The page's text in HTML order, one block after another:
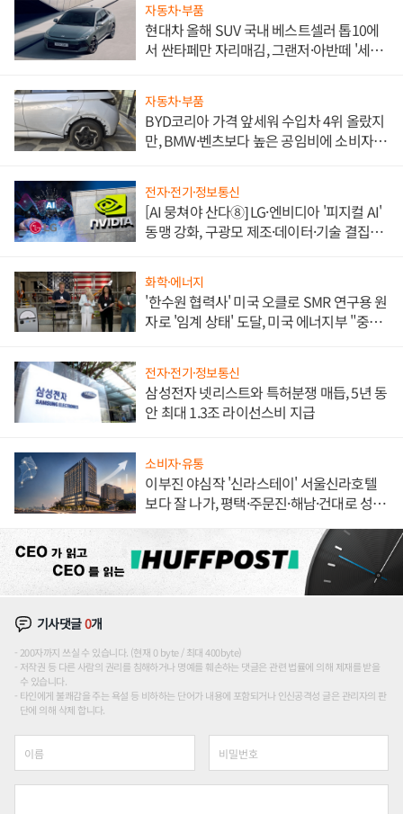
자동차·부품
현대차 올해 SUV 국내 베스트셀러 톱10에
서 싼타페만 자리매김, 그랜저·아반떼 '세단
자동차·부품
BYD코리아 가격 앞세워 수입차 4위 올랐지
만, BMW·벤츠보다 높은 공임비에 소비자
전자·전기·정보통신
[AI 뭉쳐야 산다⑧] LG·엔비디아 '피지컬 AI'
동맹 강화, 구광모 제조·데이터·기술 결집
화학·에너지
'한수원 협력사' 미국 오클로 SMR 연구용 원
자로 '임계 상태' 도달, 미국 에너지부 "중요
전자·전기·정보통신
삼성전자 넷리스트와 특허분쟁 매듭, 5년 동
안 최대 1.3조 라이선스비 지급
소비자·유통
이부진 야심작 '신라스테이' 서울신라호텔
보다 잘 나가, 평택·주문진·해남·건대로 성
기사댓글0개
200자까지 쓰실 수 있습니다. (현재 0 byte / 최대 400byte)
저작권 등 다른 사람의 권리를 침해하거나 명예를 훼손하는 댓글은 관련 법률에 의해 제재를 받을
수 있습니다.
타인에게 불쾌감을 주는 욕설 등 비하하는 단어가 내용에 포함되거나 인신공격성 글은 관리자의 판
단에 의해 삭제 합니다.